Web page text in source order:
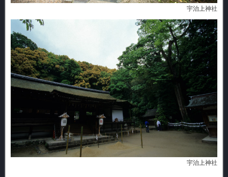
宇治上神社
宇治上神社